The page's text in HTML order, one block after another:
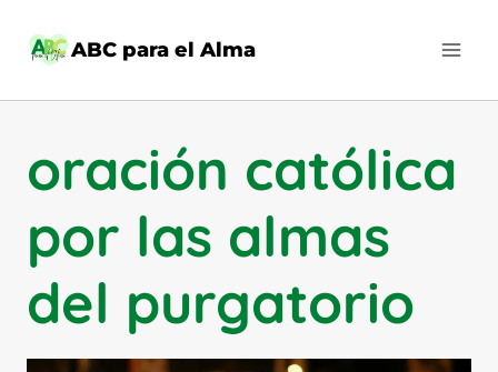
ABC para el Alma
oración católica
por las almas
del purgatorio